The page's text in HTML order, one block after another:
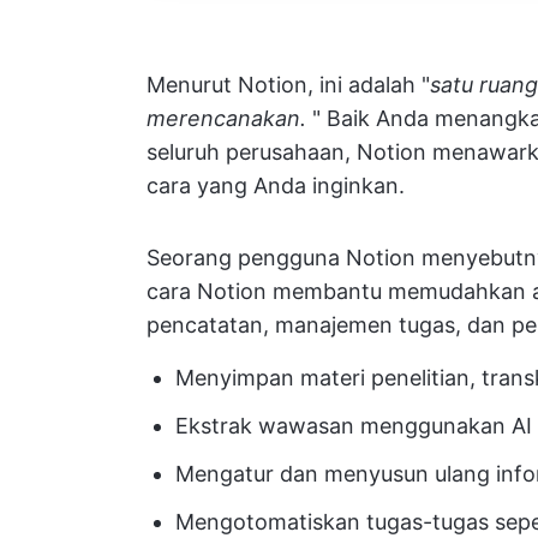
Menurut Notion, ini adalah "satu
merencanakan. " Baik Anda
seluruh perusahaan, Notion
cara yang Anda inginkan.
Seorang pengguna Notion
cara Notion membantu memudahkan
pencatatan, manajemen tugas, dan
Menyimpan materi penelitian,
Ekstrak wawasan menggunakan AI
Mengatur dan menyusun ulang
Mengotomatiskan tugas-tugas